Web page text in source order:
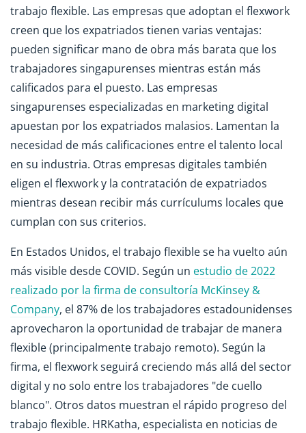
trabajo flexible. Las empresas que adoptan el flexwork
creen que los expatriados tienen varias ventajas:
pueden significar mano de obra más barata que los
trabajadores singapurenses mientras están más
calificados para el puesto. Las empresas
singapurenses especializadas en marketing digital
apuestan por los expatriados malasios. Lamentan la
necesidad de más calificaciones entre el talento local
en su industria. Otras empresas digitales también
eligen el flexwork y la contratación de expatriados
mientras desean recibir más currículums locales que
cumplan con sus criterios.
En Estados Unidos, el trabajo flexible se ha vuelto aún
más visible desde COVID. Según un estudio de 2022
realizado por la firma de consultoría McKinsey &
Company, el 87% de los trabajadores estadounidenses
aprovecharon la oportunidad de trabajar de manera
flexible (principalmente trabajo remoto). Según la
firma, el flexwork seguirá creciendo más allá del sector
digital y no solo entre los trabajadores "de cuello
blanco". Otros datos muestran el rápido progreso del
trabajo flexible. HRKatha, especialista en noticias de